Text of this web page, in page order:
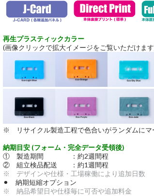
再生プラスティックカラー
(画像クリックで拡大イメージをご覧いただけま
※ リサイクル製造工程で色合いがランダムにマ
納期目安 (フォーム・完全データ受領後)
① 製造期間 ：約2週間程
② 組立検品配送 ：約1週間程
※ デザインや仕様・工場稼働により追加日数
⚫︎ 納期短縮オプション
※ 納品希望日や仕様毎に可否や追加料金